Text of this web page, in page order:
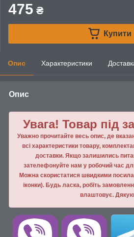
475 ₴
Купити
Опис Характеристики
Опис
Увага! Товар під
Уважно прочитайте весь опис, де
всі характеристики товару,
доставки. Якщо залишились
зателефонуйте нам у робочий час
Можна скористатися швидкими
іконки). Будь ласка, робiть
влаштовує.